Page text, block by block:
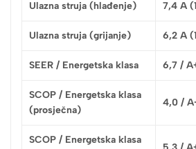
Ulazna struja (hlađenje) 7,4 A
Ulazna struja (grijanje) 6,2 A
SEER / Energetska klasa 6,7 /
SCOP / Energetska klasa
(prosječna)
4,0 /
SCOP / Energetska klasa